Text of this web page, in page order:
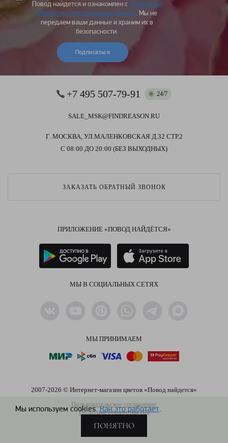
Мы используем cookies.Как это работает.
ПОНЯТНО
Повод найдется и ознакомлен с Политикой
обработки персональных данных. Мы не
передаем ваши данные и храним их в
безопасности.
Подписаться
+7 495 507-79-91 24/7
SALE_MSK@FINDREASON.RU
Г. МОСКВА, УЛ.МАЛЕНКОВСКАЯ Д.32 СТР.2
С 08:00 ДО 20:00 (БЕЗ ВЫХОДНЫХ)
ЗАКАЗАТЬ ОБРАТНЫЙ ЗВОНОК
ПРИЛОЖЕНИЕ «ПОВОД НАЙДЁТСЯ»
МЫ В СОЦИАЛЬНЫХ СЕТЯХ
МЫ ПРИНИМАЕМ
2007-2026 © Интернет-магазин цветов «Повод найдется»
Пользовательское соглашение
Политика обработки ПД